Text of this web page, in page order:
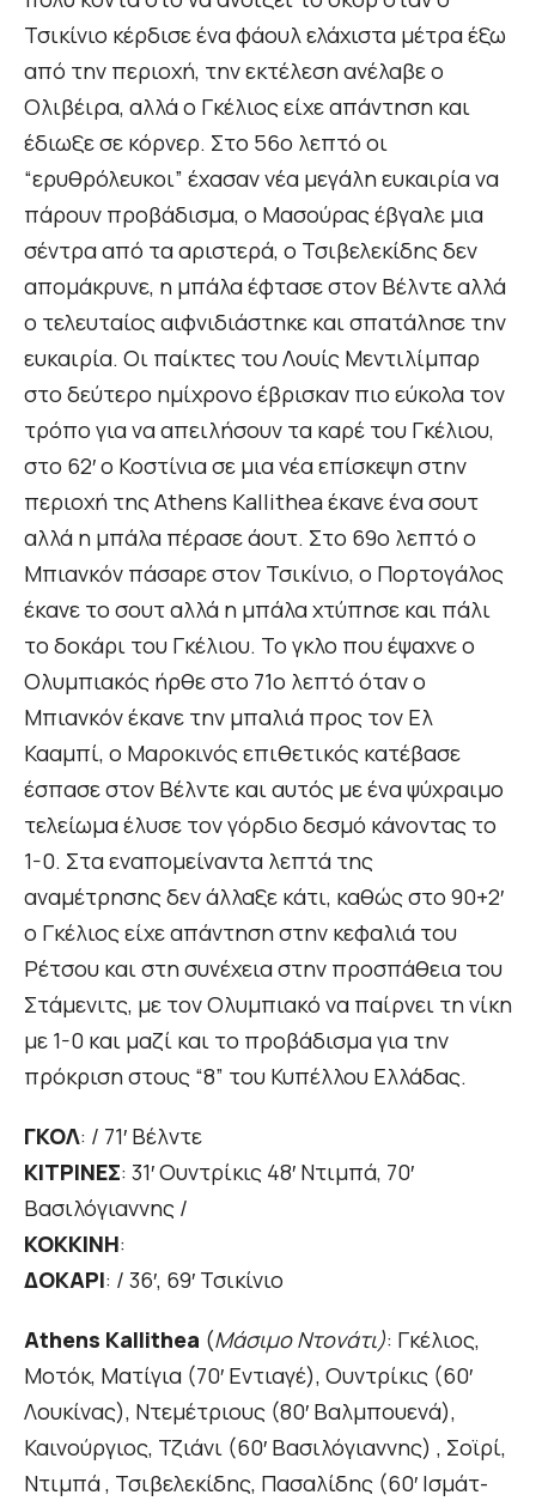
Τσικίνιο κέρδισε ένα φάουλ ελάχιστα μέτρα έξω
από την περιοχή, την εκτέλεση ανέλαβε ο
Ολιβέιρα, αλλά ο Γκέλιος είχε απάντηση και
έδιωξε σε κόρνερ. Στο 56ο λεπτό οι
“ερυθρόλευκοι” έχασαν νέα μεγάλη ευκαιρία να
πάρουν προβάδισμα, ο Μασούρας έβγαλε μια
σέντρα από τα αριστερά, ο Τσιβελεκίδης δεν
απομάκρυνε, η μπάλα έφτασε στον Βέλντε αλλά
ο τελευταίος αιφνιδιάστηκε και σπατάλησε την
ευκαιρία. Οι παίκτες του Λουίς Μεντιλίμπαρ
στο δεύτερο ημίχρονο έβρισκαν πιο εύκολα τον
τρόπο για να απειλήσουν τα καρέ του Γκέλιου,
στο 62′ ο Κοστίνια σε μια νέα επίσκεψη στην
περιοχή της Athens Kallithea έκανε ένα σουτ
αλλά η μπάλα πέρασε άουτ. Στο 69ο λεπτό ο
Μπιανκόν πάσαρε στον Τσικίνιο, ο Πορτογάλος
έκανε το σουτ αλλά η μπάλα χτύπησε και πάλι
το δοκάρι του Γκέλιου. Το γκλο που έψαχνε ο
Ολυμπιακός ήρθε στο 71ο λεπτό όταν ο
Μπιανκόν έκανε την μπαλιά προς τον Ελ
Κααμπί, ο Μαροκινός επιθετικός κατέβασε
έσπασε στον Βέλντε και αυτός με ένα ψύχραιμο
τελείωμα έλυσε τον γόρδιο δεσμό κάνοντας το
1-0. Στα εναπομείναντα λεπτά της
αναμέτρησης δεν άλλαξε κάτι, καθώς στο 90+2′
ο Γκέλιος είχε απάντηση στην κεφαλιά του
Ρέτσου και στη συνέχεια στην προσπάθεια του
Στάμενιτς, με τον Ολυμπιακό να παίρνει τη νίκη
με 1-0 και μαζί και το προβάδισμα για την
πρόκριση στους “8” του Κυπέλλου Ελλάδας.
ΓΚΟΛ: / 71′ Βέλντε
ΚΙΤΡΙΝΕΣ: 31′ Ουντρίκις 48′ Ντιμπά, 70′
Βασιλόγιαννης /
ΚΟΚΚΙΝΗ:
ΔΟΚΑΡΙ: / 36′, 69′ Τσικίνιο
Athens Kallithea (Μάσιμο Ντονάτι): Γκέλιος,
Μοτόκ, Ματίγια (70′ Εντιαγέ), Ουντρίκις (60′
Λουκίνας), Ντεμέτριους (80′ Βαλμπουενά),
Καινούργιος, Τζιάνι (60′ Βασιλόγιαννης) , Σοϊρί,
Ντιμπά , Τσιβελεκίδης, Πασαλίδης (60′ Ισμάτ-